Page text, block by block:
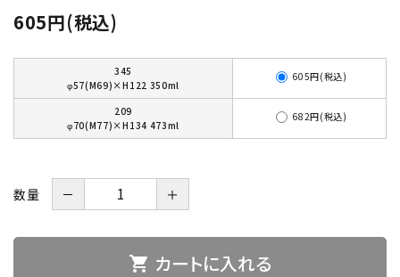
特定商取引法について
お問い合わせ
605円(税込)
345
φ57(M69)×H122 350ml
605円(税込)
209
φ70(M77)×H134 473ml
682円(税込)
数量 － ＋
shopping_cart カートに入れる